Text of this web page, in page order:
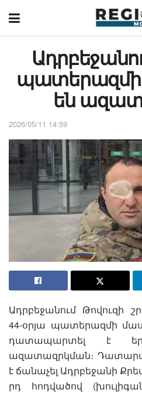
են
2026/05/11 14:59
Ադրբեջանում Թովուզի
44-օրյա պատերազմի
դատապարտել է
ազատազրկման։
է ճանաչել Ադրբեջանի
րդ հոդվածով